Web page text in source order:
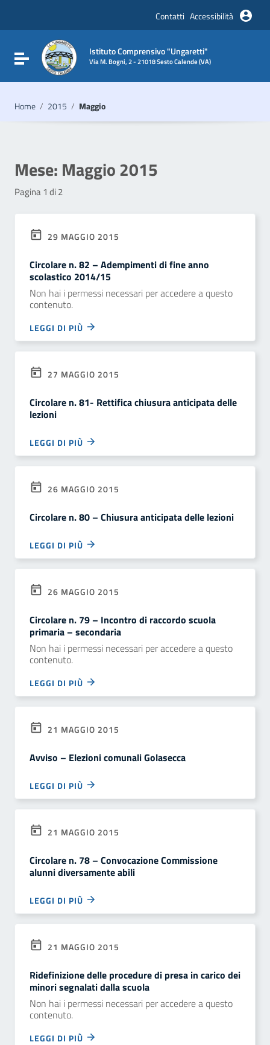
Vai al footer
Contatti Accessibilità
Attiva / disattiva la navigazione
Istituto Comprensivo "Ungaretti"
Via M. Bogni, 2 - 21018 Sesto Calende (VA)
Home / 2015 / Maggio
Mese: Maggio 2015
Pagina 1 di 2
29 MAGGIO 2015
Circolare n. 82 – Adempimenti di fine anno
scolastico 2014/15
Non hai i permessi necessari per accedere a questo
contenuto.
LEGGI DI PIÙ
27 MAGGIO 2015
Circolare n. 81- Rettifica chiusura anticipata delle
lezioni
LEGGI DI PIÙ
26 MAGGIO 2015
Circolare n. 80 – Chiusura anticipata delle lezioni
LEGGI DI PIÙ
26 MAGGIO 2015
Circolare n. 79 – Incontro di raccordo scuola
primaria – secondaria
Non hai i permessi necessari per accedere a questo
contenuto.
LEGGI DI PIÙ
21 MAGGIO 2015
Avviso – Elezioni comunali Golasecca
LEGGI DI PIÙ
21 MAGGIO 2015
Circolare n. 78 – Convocazione Commissione
alunni diversamente abili
LEGGI DI PIÙ
21 MAGGIO 2015
Ridefinizione delle procedure di presa in carico dei
minori segnalati dalla scuola
Non hai i permessi necessari per accedere a questo
contenuto.
LEGGI DI PIÙ